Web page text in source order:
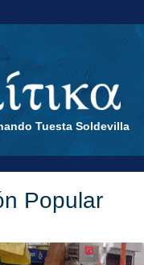
Tuesta Soldevilla
Popular